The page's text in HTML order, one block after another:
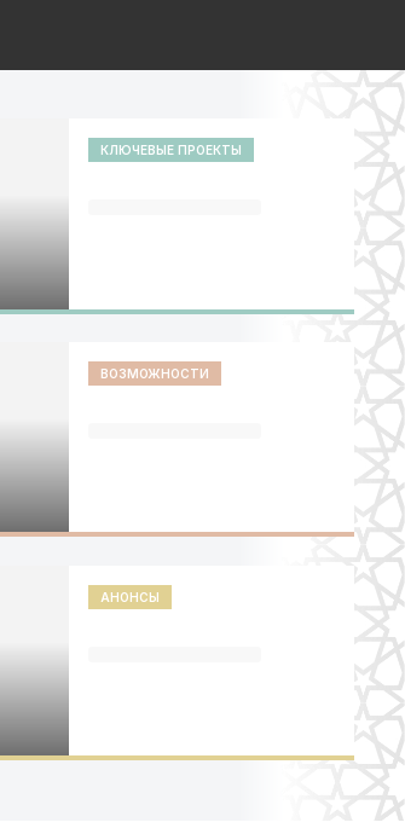
КЛЮЧЕВЫЕ ПРОЕКТЫ
ВОЗМОЖНОСТИ
АНОНСЫ